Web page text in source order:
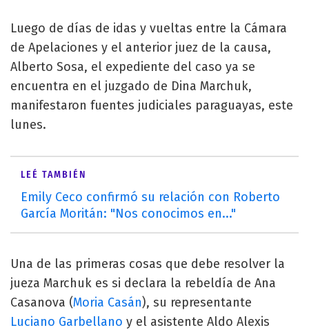
Luego de días de idas y vueltas entre la Cámara
de Apelaciones y el anterior juez de la causa,
Alberto Sosa, el expediente del caso ya se
encuentra en el juzgado de Dina Marchuk,
manifestaron fuentes judiciales paraguayas, este
lunes.
LEÉ TAMBIÉN
Emily Ceco confirmó su relación con Roberto
García Moritán: "Nos conocimos en..."
Una de las primeras cosas que debe resolver la
jueza Marchuk es si declara la rebeldía de Ana
Casanova (Moria Casán), su representante
Luciano Garbellano y el asistente Aldo Alexis